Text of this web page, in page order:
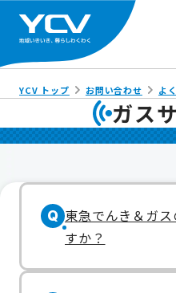
YCV トップ お問い合わせ よ
ガス
Q 東急でんき＆ガ
すか？